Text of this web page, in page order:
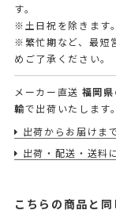
す。
※土日祝を除きます。
※繁忙期など、最短
めご了承ください。
メーカー直送 福岡県
輸で出荷いたします。
出荷からお届けま
出荷・配送・送料
こちらの商品と同